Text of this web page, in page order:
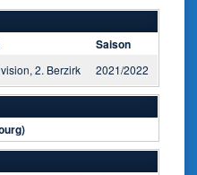
Saison
2. Berzirk 2021/2022